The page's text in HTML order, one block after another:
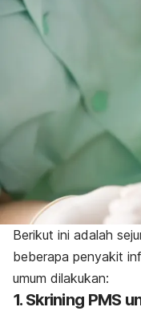
Berikut ini adalah
beberapa penyakit
umum dilakukan:
1. Skrining PMS